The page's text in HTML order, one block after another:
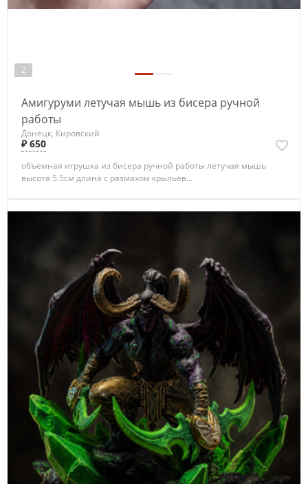
2
Амигуруми летучая мышь из бисера ручной
работы
Донецк, Кировский
₽ 650
объемная игрушка из бисера ручной работы летучая мышь
высота 5.5см длина с размахом крыльев...